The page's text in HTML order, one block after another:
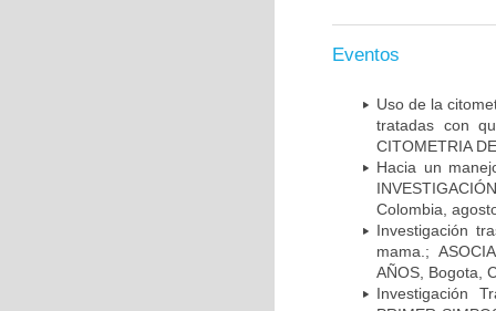
Eventos
Uso de la
tratadas con
CITOMETRIA
Hacia un
Colombia,
Investigación
mama.;
AÑOS, Bogota,
Investigación